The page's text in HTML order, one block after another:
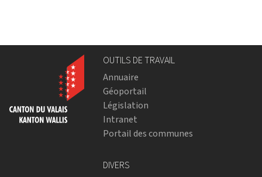
OUTILS DE TRAVAIL
Annuaire
Géoportail
Législation
Intranet
Portail des communes
DIVERS